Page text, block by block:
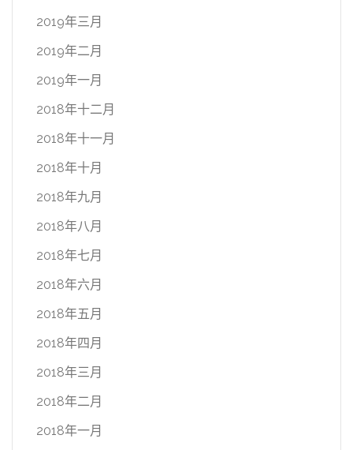
2019年三月
2019年二月
2019年一月
2018年十二月
2018年十一月
2018年十月
2018年九月
2018年八月
2018年七月
2018年六月
2018年五月
2018年四月
2018年三月
2018年二月
2018年一月